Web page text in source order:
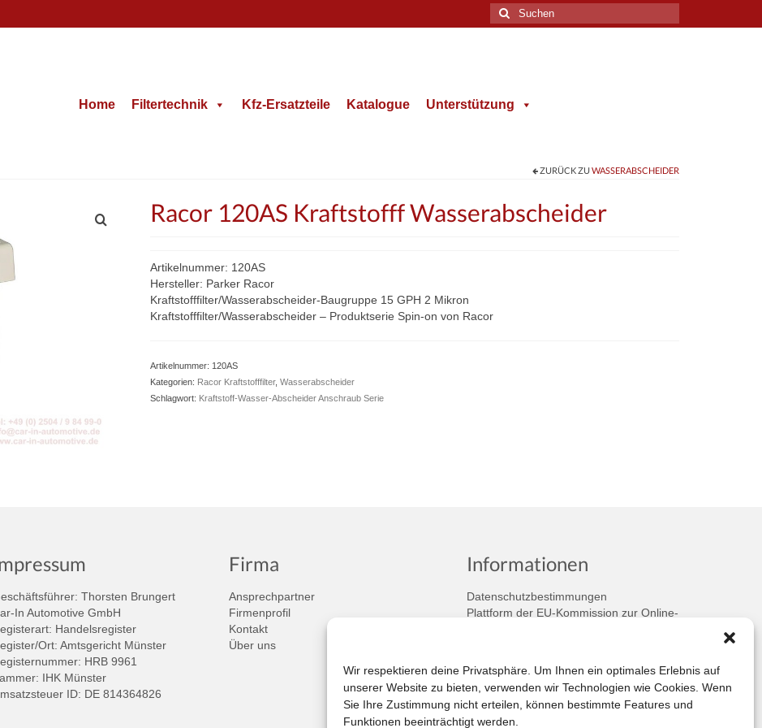
Wir respektieren deine Privatsphäre. Um Ihnen ein optimales Erlebnis auf
unserer Website zu bieten, verwenden wir Technologien wie Cookies. Wenn
Sie Ihre Zustimmung nicht erteilen, können bestimmte Features und
Funktionen beeinträchtigt werden.
Suche
nach:
Home Filtertechnik Kfz-Ersatzteile Katalogue Unterstützung
ZURÜCK ZUWASSERABSCHEIDER
Racor 120AS Kraftstofff Wasserabscheider
Artikelnummer: 120AS
Hersteller: Parker Racor
Kraftstofffilter/Wasserabscheider-Baugruppe 15 GPH 2 Mikron
Kraftstofffilter/Wasserabscheider – Produktserie Spin-on von Racor
Artikelnummer: 120AS
Kategorien: Racor Kraftstofffilter, Wasserabscheider
Schlagwort: Kraftstoff-Wasser-Abscheider Anschraub Serie
Thorsten Brungert
In Automotive GmbH
Handelsregister
Ort: Amtsgericht Münster
HRB 9961
IHK Münster
ID: DE 814364826
Firma
Ansprechpartner
Firmenprofil
Kontakt
Über uns
Informationen
Datenschutzbestimmungen
Plattform der EU-Kommission zur Online-